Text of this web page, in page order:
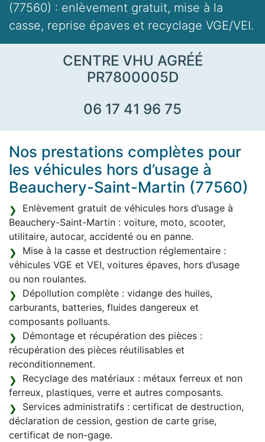
(77560) : enlèvement gratuit, mise à la
casse, reprise épaves et recyclage VGE/VEI.
CENTRE VHU AGRÉÉ
PR7800005D
06 17 41 96 75
Nos prestations complètes pour
les véhicules hors d’usage à
Beauchery-Saint-Martin (77560)
Enlèvement gratuit de véhicules hors d’usage à
Beauchery-Saint-Martin : voiture, moto, scooter,
utilitaire, autocar, accidenté ou en panne.
Mise à la casse et destruction réglementaire :
véhicules VGE et VEI, voitures épaves, hors d’usage
ou non roulantes.
Dépollution complète : vidange des huiles,
carburants, batteries, fluides dangereux et
composants polluants.
Démontage et récupération des pièces :
récupération des pièces réutilisables et
reconditionnement.
Recyclage des matériaux : métaux ferreux et non
ferreux, plastiques, verre et autres composants.
Services administratifs : certificat de destruction,
déclaration de cession, gestion de carte grise,
certificat de non-gage.